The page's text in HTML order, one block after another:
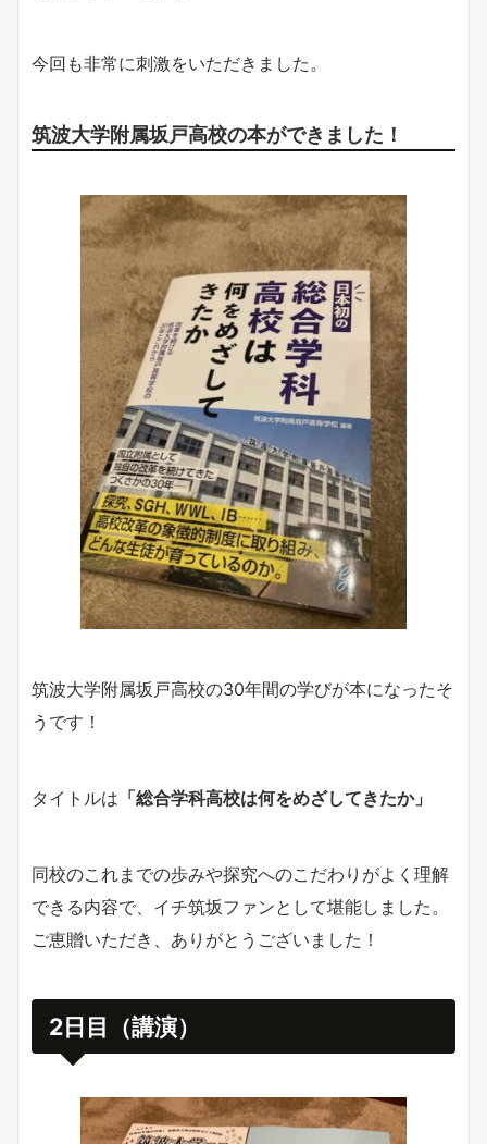
今回も非常に刺激をいただきました。
筑波大学附属坂戸高校の本ができました！
筑波大学附属坂戸高校の30年間の学びが本になったそ
うです！
タイトルは 「総合学科高校は何をめざしてきたか」
同校のこれまでの歩みや探究へのこだわりがよく理解
できる内容で、イチ筑坂ファンとして堪能しました。
ご恵贈いただき、ありがとうございました！
2日目（講演）